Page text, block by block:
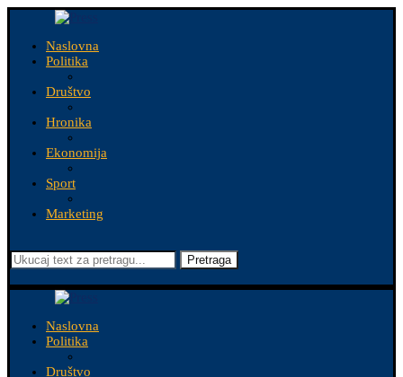
Naslovna
Politika
Društvo
Hronika
Ekonomija
Sport
Marketing
Pretraga
Naslovna
Politika
Društvo